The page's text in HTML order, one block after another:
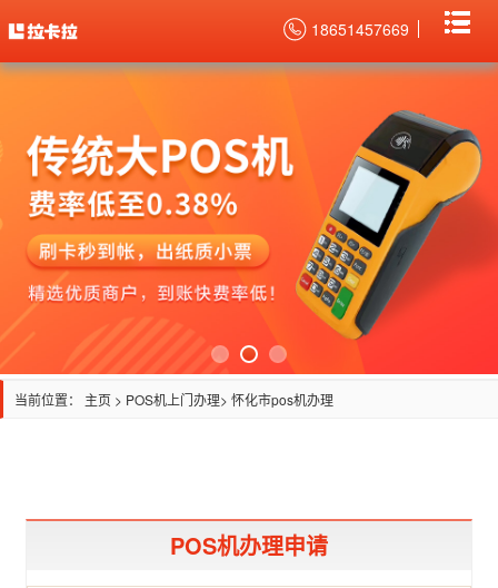
18651457669
当前位置： 主页 > POS机上门办理> 怀化市pos机办理
POS机办理申请